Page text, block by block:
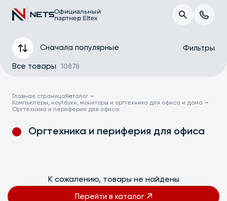
Официальный
партнер Eltex
Главная страница Каталог
Компьютеры, ноутбуки, мониторы и оргтехника для офиса и дома
Оргтехника и периферия для офиса
Оргтехника и периферия для офиса
Все товары 10878
Сначала популярные Фильтры
Применить
К сожалению, товары не найдены
Перейти в каталог